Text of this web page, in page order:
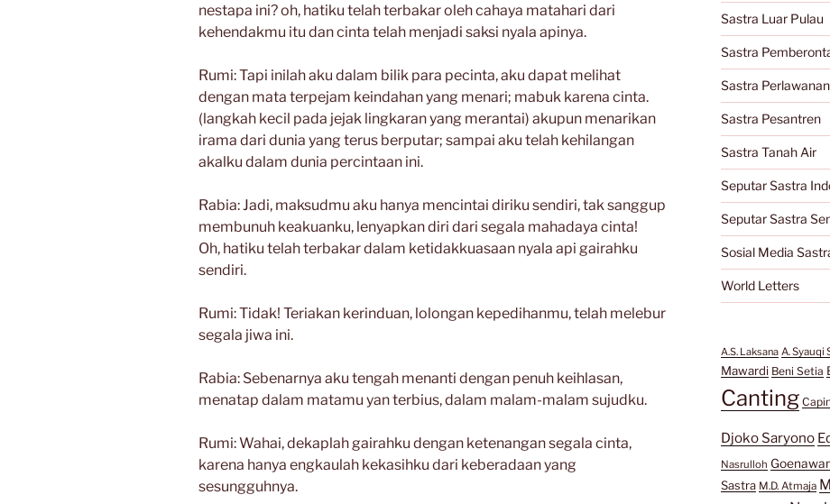
nestapa ini? oh, hatiku telah terbakar oleh cahaya matahari dari
kehendakmu itu dan cinta telah menjadi saksi nyala apinya.
Rumi: Tapi inilah aku dalam bilik para pecinta, aku dapat melihat
dengan mata terpejam keindahan yang menari; mabuk karena cinta.
(langkah kecil pada jejak lingkaran yang merantai) akupun menarikan
irama dari dunia yang terus berputar; sampai aku telah kehilangan
akalku dalam dunia percintaan ini.
Rabia: Jadi, maksudmu aku hanya mencintai diriku sendiri, tak sanggup
membunuh keakuanku, lenyapkan diri dari segala mahadaya cinta!
Oh, hatiku telah terbakar dalam ketidakkuasaan nyala api gairahku
sendiri.
Rumi: Tidak! Teriakan kerinduan, lolongan kepedihanmu, telah melebur
segala jiwa ini.
Rabia: Sebenarnya aku tengah menanti dengan penuh keihlasan,
menatap dalam matamu yan terbius, dalam malam-malam sujudku.
Rumi: Wahai, dekaplah gairahku dengan ketenangan segala cinta,
karena hanya engkaulah kekasihku dari keberadaan yang
sesungguhnya.
Sastra Luar Pulau
Sastra
Sastra Perlawanan
Sastra Pesantren
Sastra Tanah Air
Seputar Sastra
Seputar Sastra
Sosial Media
World Letters
A.S. Laksana A. Syauqi
Mawardi Beni Setia
Canting
Djoko Saryono
Nasrulloh
Sastra M.D. Atmaja